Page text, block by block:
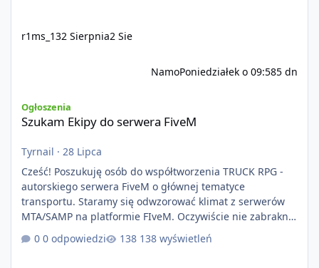
r1ms_132 Sierpnia2 Sie
NamoPoniedziałek o 09:585 dn
Ogłoszenia
Szukam Ekipy do serwera FiveM
Tyrnail · 28 Lipca
Cześć! Poszukuję osób do współtworzenia TRUCK RPG -
autorskiego serwera FiveM o głównej tematyce
transportu. Staramy się odwzorować klimat z serwerów
MTA/SAMP na platformie FIveM. Oczywiście nie zabraknie
kontentu dla graczy którzy chcą robić coś innego niż
jeździć ciężarówką. Projekt tworzony jest od podstaw z
0 odpowiedzi 138 wyświetleń